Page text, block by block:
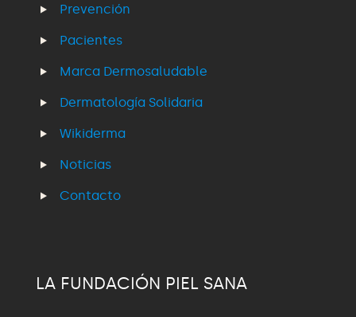
Prevención
Pacientes
Marca Dermosaludable
Dermatología Solidaria
Wikiderma
Noticias
Contacto
LA FUNDACIÓN PIEL SANA